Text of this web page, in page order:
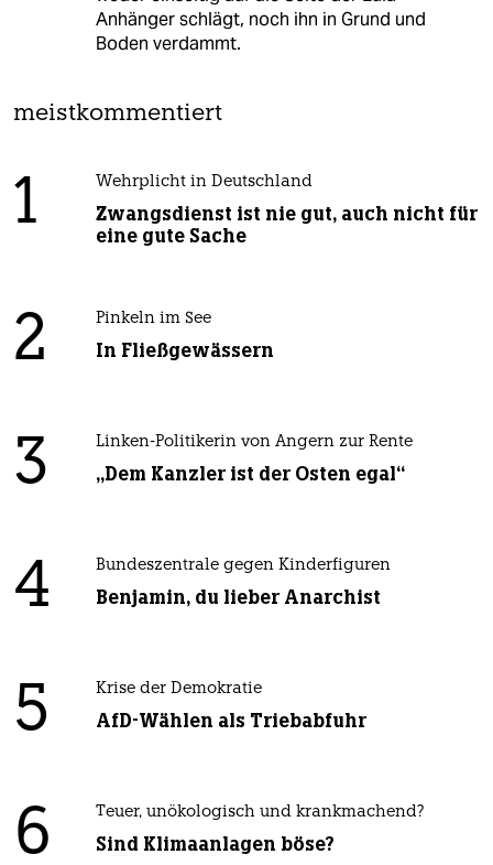
Anhänger schlägt, noch ihn in Grund und
Boden verdammt.
meistkommentiert
1 Wehrplicht in Deutschland
Zwangsdienst ist nie gut, auch nicht für
eine gute Sache
2 Pinkeln im See
In Fließgewässern
3 Linken-Politikerin von Angern zur Rente
„Dem Kanzler ist der Osten egal“
4 Bundeszentrale gegen Kinderfiguren
Benjamin, du lieber Anarchist
5 Krise der Demokratie
AfD-Wählen als Triebabfuhr
6 Teuer, unökologisch und krankmachend?
Sind Klimaanlagen böse?